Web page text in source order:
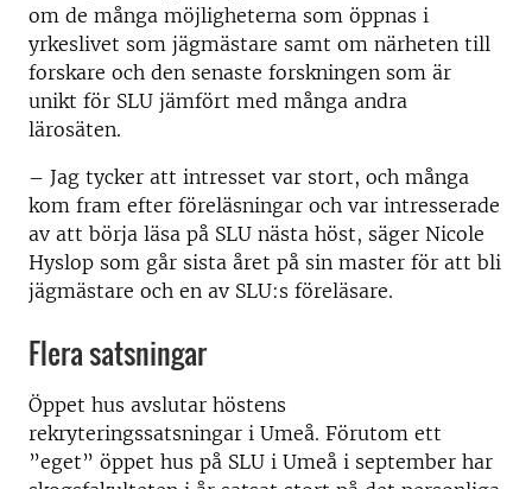
om de många möjligheterna som öppnas i
yrkeslivet som jägmästare samt om närheten till
forskare och den senaste forskningen som är
unikt för SLU jämfört med många andra
lärosäten.
– Jag tycker att intresset var stort, och många
kom fram efter föreläsningar och var intresserade
av att börja läsa på SLU nästa höst, säger Nicole
Hyslop som går sista året på sin master för att bli
jägmästare och en av SLU:s föreläsare.
Flera satsningar
Öppet hus avslutar höstens
rekryteringssatsningar i Umeå. Förutom ett
”eget” öppet hus på SLU i Umeå i september har